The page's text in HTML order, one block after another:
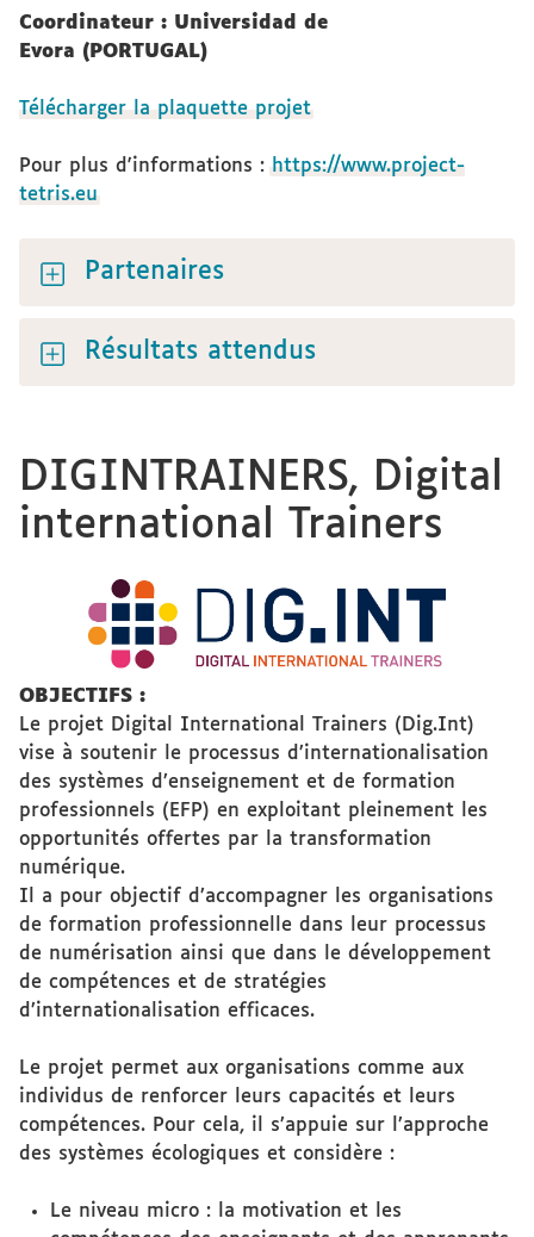
Coordinateur : Universidad de
Evora (PORTUGAL)
Télécharger la plaquette projet
Pour plus d'informations : https://www.project-
tetris.eu
Partenaires
Résultats attendus
DIGINTRAINERS, Digital
international Trainers
OBJECTIFS :
Le projet Digital International Trainers (Dig.Int)
vise à soutenir le processus d’internationalisation
des systèmes d’enseignement et de formation
professionnels (EFP) en exploitant pleinement les
opportunités offertes par la transformation
numérique.
Il a pour objectif d’accompagner les organisations
de formation professionnelle dans leur processus
de numérisation ainsi que dans le développement
de compétences et de stratégies
d’internationalisation efficaces.
Le projet permet aux organisations comme aux
individus de renforcer leurs capacités et leurs
compétences. Pour cela, il s’appuie sur l’approche
des systèmes écologiques et considère :
Le niveau micro : la motivation et les